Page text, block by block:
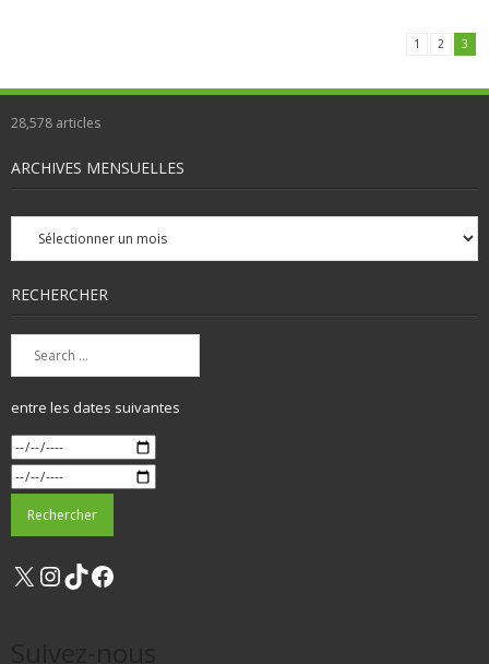
1 2 3
28,578 articles
ARCHIVES MENSUELLES
Archives
mensuelles
RECHERCHER
entre les dates suivantes
X Instagram
TikTok